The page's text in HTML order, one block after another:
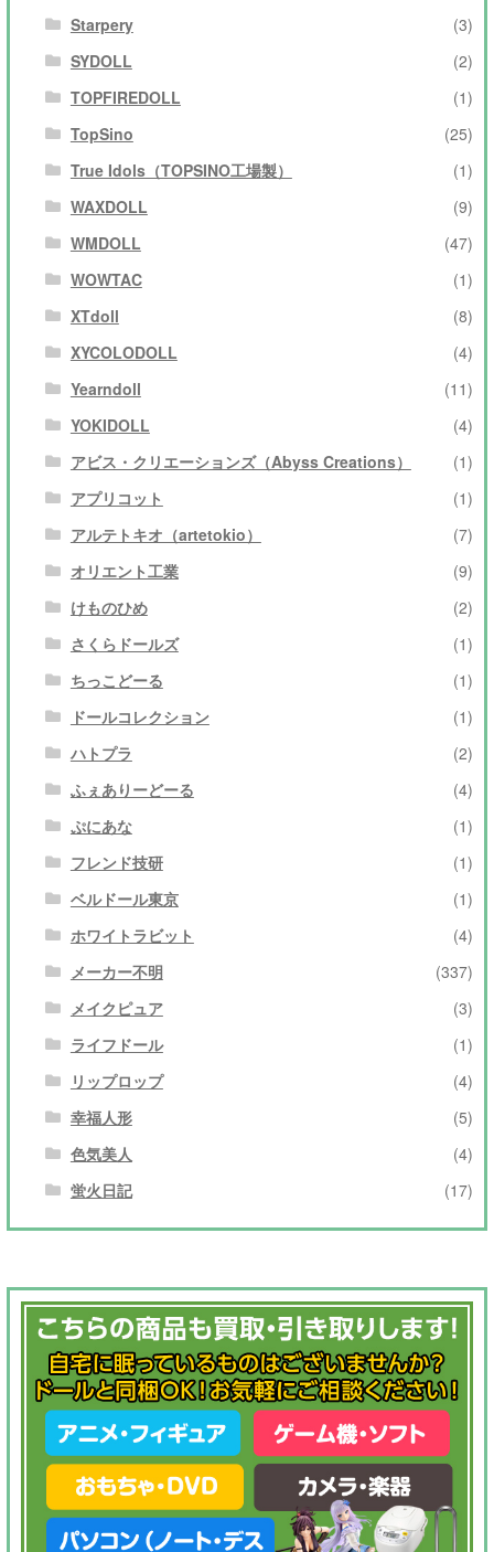
Starpery
(3)
SYDOLL
(2)
TOPFIREDOLL
(1)
TopSino
(25)
True Idols（TOPSINO工場製）
(1)
WAXDOLL
(9)
WMDOLL
(47)
WOWTAC
(1)
XTdoll
(8)
XYCOLODOLL
(4)
Yearndoll
(11)
YOKIDOLL
(4)
アビス・クリエーションズ（Abyss Creations）
(1)
アプリコット
(1)
アルテトキオ（artetokio）
(7)
オリエント工業
(9)
けものひめ
(2)
さくらドールズ
(1)
ちっこどーる
(1)
ドールコレクション
(1)
ハトプラ
(2)
ふぇありーどーる
(4)
ぷにあな
(1)
フレンド技研
(1)
ベルドール東京
(1)
ホワイトラビット
(4)
メーカー不明
(337)
メイクピュア
(3)
ライフドール
(1)
リップロップ
(4)
幸福人形
(5)
色気美人
(4)
蛍火日記
(17)